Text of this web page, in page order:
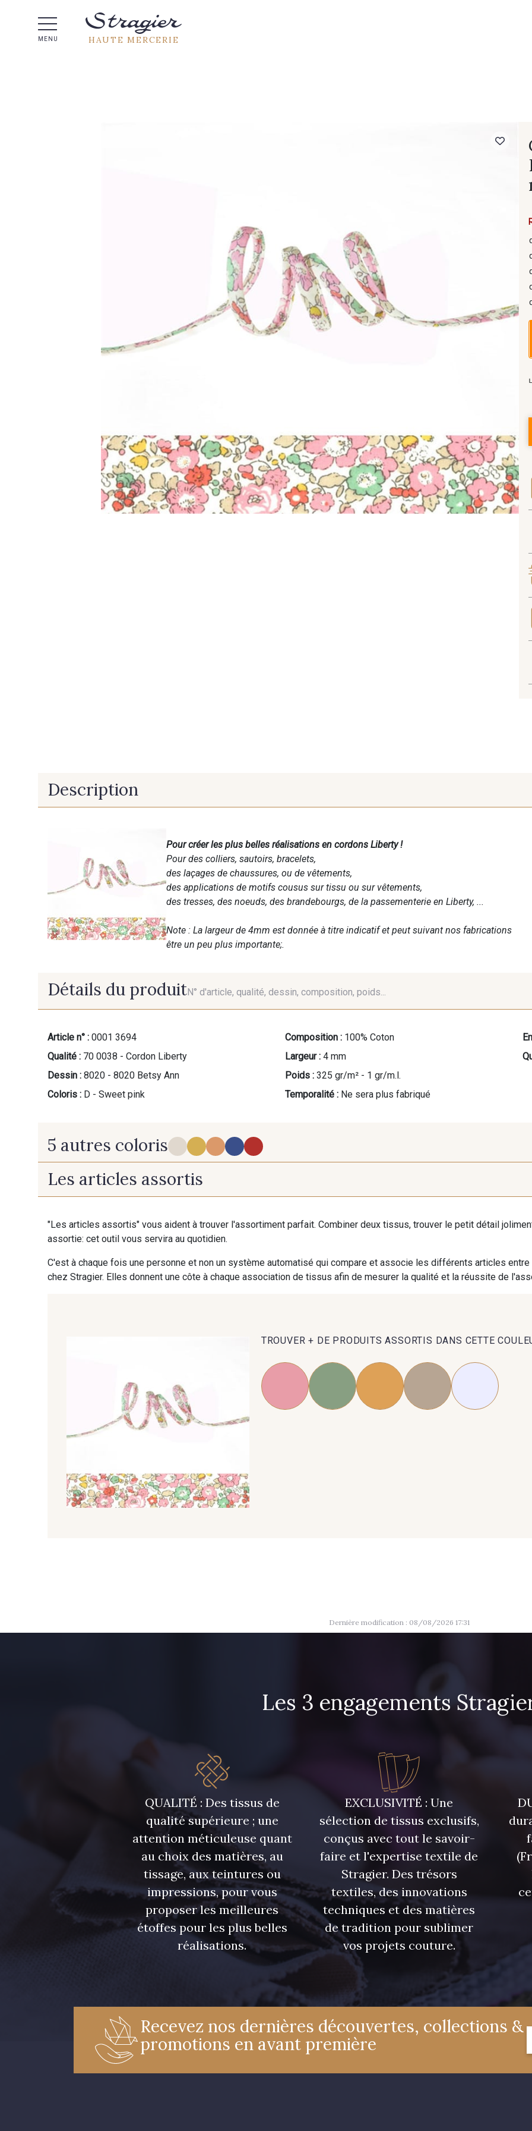
MENU HAUTE MERCERIE
Description
Pour créer les plus belles réalisations en cordons Liberty !
Pour des colliers, sautoirs, bracelets,
des laçages de chaussures, ou de vêtements,
des applications de motifs cousus sur tissu ou sur vêtements,
des tresses, des noeuds, des brandebourgs, de la passementerie en Liberty, ...
Note : La largeur de 4mm est donnée à titre indicatif et peut suivant nos fabrications
être un peu plus importante;.
Détails du produitN° d'article, qualité, dessin, composition, poids...
Article n° : 0001 3694
Qualité : 70 0038 - Cordon Liberty
Dessin : 8020 - 8020 Betsy Ann
Coloris : D - Sweet pink
Composition : 100% Coton
Largeur : 4 mm
Poids : 325 gr/m² - 1 gr/m.l.
Temporalité : Ne sera plus fabriqué
5 autres coloris
B - Rouge Garance F - Lemon
Les articles assortis
"Les articles assortis" vous aident à trouver l'assortiment parfait. Combiner deux tissus, trouver le petit détail
assortie: cet outil vous servira au quotidien.
C'est à chaque fois une personne et non un système automatisé qui compare et associe les différents articles
chez Stragier. Elles donnent une côte à chaque association de tissus afin de mesurer la qualité et la réussite de
TROUVER + DE PRODUITS ASSORTIS DANS CETTE
Dernière modification : 08/08/2026 17:31
Les 3 engagements
QUALITÉ : Des tissus de
qualité supérieure ; une
attention méticuleuse quant
au choix des matières, au
tissage, aux teintures ou
impressions, pour vous
proposer les meilleures
étoffes pour les plus belles
réalisations.
EXCLUSIVITÉ : Une
sélection de tissus exclusifs,
conçus avec tout le savoir-
faire et l'expertise textile de
Stragier. Des trésors
textiles, des innovations
techniques et des matières
de tradition pour sublimer
vos projets couture.
Recevez nos dernières découvertes, collections &
promotions en avant première